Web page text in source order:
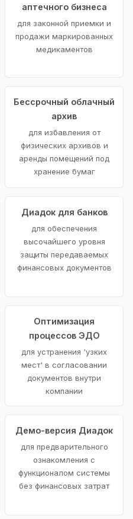
аптечного бизнеса
для законной приемки и
продажи маркированных
медикаментов
Бессрочный облачный
архив
для избавления от
физических архивов и
аренды помещений под
хранение бумаг
Диадок для банков
для обеспечения
высочайшего уровня
защиты передаваемых
финансовых документов
Оптимизация
процессов ЭДО
для устранения 'узких
мест' в согласовании
документов внутри
компании
Демо-версия Диадок
для предварительного
ознакомления с
функционалом системы
без финансовых затрат